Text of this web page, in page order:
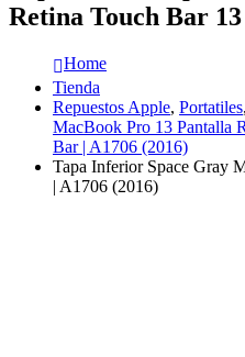
Retina Touch Bar 13
Home
Tienda
Repuestos Apple, Portatiles,
MacBook Pro 13 Pantalla
Bar | A1706 (2016)
Tapa Inferior Space Gray
| A1706 (2016)